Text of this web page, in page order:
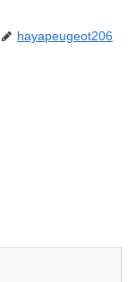
hayapeugeot206